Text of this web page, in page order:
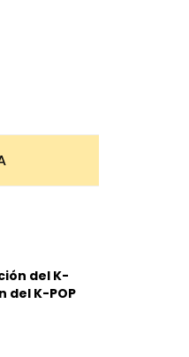
del K-
del K-POP